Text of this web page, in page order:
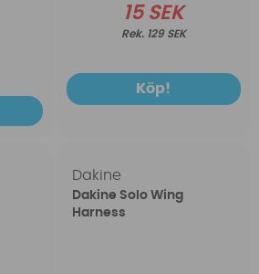
15 SEK
129 SEK
Köp!
Dakine
Dakine Solo Wing
Harness